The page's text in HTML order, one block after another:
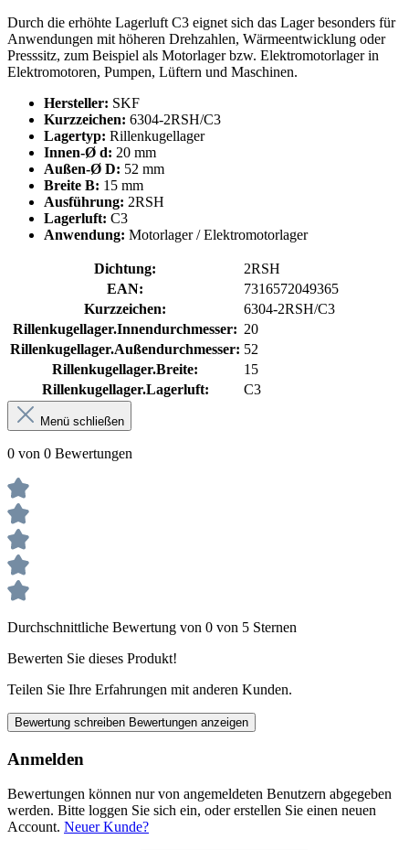
Durch die erhöhte Lagerluft C3 eignet sich das Lager besonders für
Anwendungen mit höheren Drehzahlen, Wärmeentwicklung oder
Presssitz, zum Beispiel als Motorlager bzw. Elektromotorlager in
Elektromotoren, Pumpen, Lüftern und Maschinen.
Hersteller: SKF
Kurzzeichen: 6304-2RSH/C3
Lagertyp: Rillenkugellager
Innen-Ø d: 20 mm
Außen-Ø D: 52 mm
Breite B: 15 mm
Ausführung: 2RSH
Lagerluft: C3
Anwendung: Motorlager / Elektromotorlager
Dichtung:
2RSH
EAN:
7316572049365
Kurzzeichen:
6304-2RSH/C3
Rillenkugellager.Innendurchmesser: 20
Rillenkugellager.Außendurchmesser: 52
Rillenkugellager.Breite:
15
Rillenkugellager.Lagerluft:
C3
Menü schließen
0 von 0 Bewertungen
Durchschnittliche Bewertung von 0 von 5 Sternen
Bewerten Sie dieses Produkt!
Teilen Sie Ihre Erfahrungen mit anderen Kunden.
Bewertung schreiben Bewertungen anzeigen
Anmelden
Bewertungen können nur von angemeldeten Benutzern abgegeben
werden. Bitte loggen Sie sich ein, oder erstellen Sie einen neuen
Account. Neuer Kunde?